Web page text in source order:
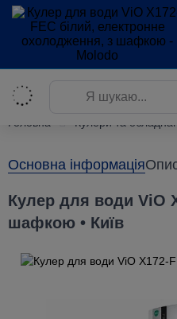
Головна
Кулери та
Основна інформація
Кулер для води ViO
шафкою • Київ